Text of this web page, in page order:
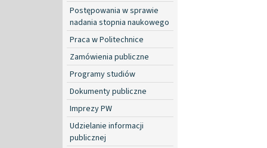
Postępowania w sprawie
nadania stopnia naukowego
Praca w Politechnice
Zamówienia publiczne
Programy studiów
Dokumenty publiczne
Imprezy PW
Udzielanie informacji
publicznej